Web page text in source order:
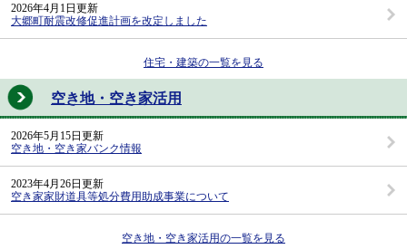
2026年4月1日更新
大郷町耐震改修促進計画を改定しました
住宅・建築の一覧を見る
空き地・空き家活用
2026年5月15日更新
空き地・空き家バンク情報
2023年4月26日更新
空き家家財道具等処分費用助成事業について
空き地・空き家活用の一覧を見る